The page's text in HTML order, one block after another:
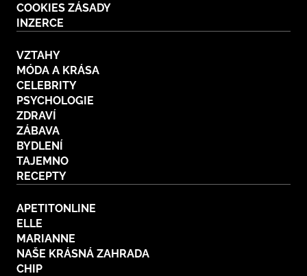
COOKIES ZÁSADY
INZERCE
VZTAHY
MÓDA A KRÁSA
CELEBRITY
PSYCHOLOGIE
ZDRAVÍ
ZÁBAVA
BYDLENÍ
TAJEMNO
RECEPTY
APETITONLINE
ELLE
MARIANNE
NAŠE KRÁSNÁ ZAHRADA
CHIP